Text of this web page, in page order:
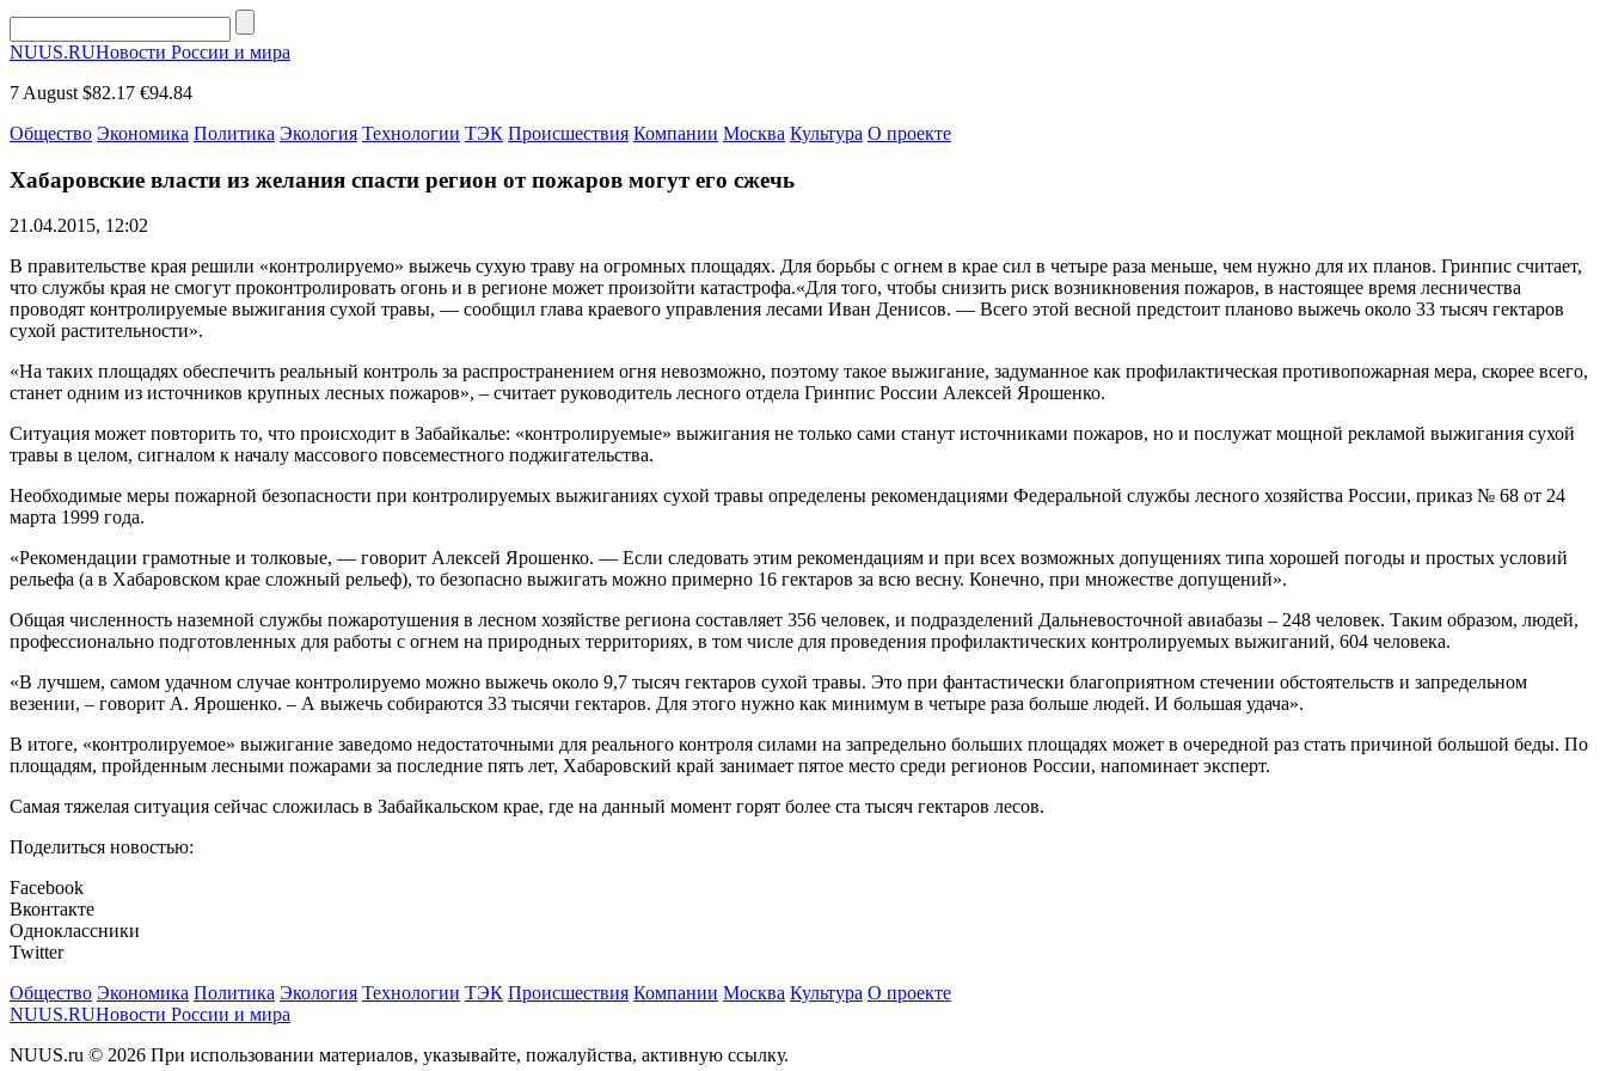
NUUS.RUНовости России и мира
7 August $82.17 €94.84
Общество Экономика Политика Экология Технологии ТЭК Происшествия Компании Москва Культура О проекте
Хабаровские власти из желания спасти регион от пожаров могут его сжечь
21.04.2015, 12:02
В правительстве края решили «контролируемо» выжечь сухую траву на огромных площадях. Для борьбы с огнем в крае сил в четыре раза меньше, чем нужно для их планов. Гринпис считает,
что службы края не смогут проконтролировать огонь и в регионе может произойти катастрофа.«Для того, чтобы снизить риск возникновения пожаров, в настоящее время лесничества
проводят контролируемые выжигания сухой травы, — сообщил глава краевого управления лесами Иван Денисов. — Всего этой весной предстоит планово выжечь около 33 тысяч гектаров
сухой растительности».
«На таких площадях обеспечить реальный контроль за распространением огня невозможно, поэтому такое выжигание, задуманное как профилактическая противопожарная мера, скорее всего,
станет одним из источников крупных лесных пожаров», – считает руководитель лесного отдела Гринпис России Алексей Ярошенко.
Ситуация может повторить то, что происходит в Забайкалье: «контролируемые» выжигания не только сами станут источниками пожаров, но и послужат мощной рекламой выжигания сухой
травы в целом, сигналом к началу массового повсеместного поджигательства.
Необходимые меры пожарной безопасности при контролируемых выжиганиях сухой травы определены рекомендациями Федеральной службы лесного хозяйства России, приказ № 68 от 24
марта 1999 года.
«Рекомендации грамотные и толковые, — говорит Алексей Ярошенко. — Если следовать этим рекомендациям и при всех возможных допущениях типа хорошей погоды и простых условий
рельефа (а в Хабаровском крае сложный рельеф), то безопасно выжигать можно примерно 16 гектаров за всю весну. Конечно, при множестве допущений».
Общая численность наземной службы пожаротушения в лесном хозяйстве региона составляет 356 человек, и подразделений Дальневосточной авиабазы – 248 человек. Таким образом, людей,
профессионально подготовленных для работы с огнем на природных территориях, в том числе для проведения профилактических контролируемых выжиганий, 604 человека.
«В лучшем, самом удачном случае контролируемо можно выжечь около 9,7 тысяч гектаров сухой травы. Это при фантастически благоприятном стечении обстоятельств и запредельном
везении, – говорит А. Ярошенко. – А выжечь собираются 33 тысячи гектаров. Для этого нужно как минимум в четыре раза больше людей. И большая удача».
В итоге, «контролируемое» выжигание заведомо недостаточными для реального контроля силами на запредельно больших площадях может в очередной раз стать причиной большой беды. По
площадям, пройденным лесными пожарами за последние пять лет, Хабаровский край занимает пятое место среди регионов России, напоминает эксперт.
Самая тяжелая ситуация сейчас сложилась в Забайкальском крае, где на данный момент горят более ста тысяч гектаров лесов.
Поделиться новостью:
Facebook
Вконтакте
Одноклассники
Twitter
Общество Экономика Политика Экология Технологии ТЭК Происшествия Компании Москва Культура О проекте
NUUS.RUНовости России и мира
NUUS.ru © 2026 При использовании материалов, указывайте, пожалуйства, активную ссылку.